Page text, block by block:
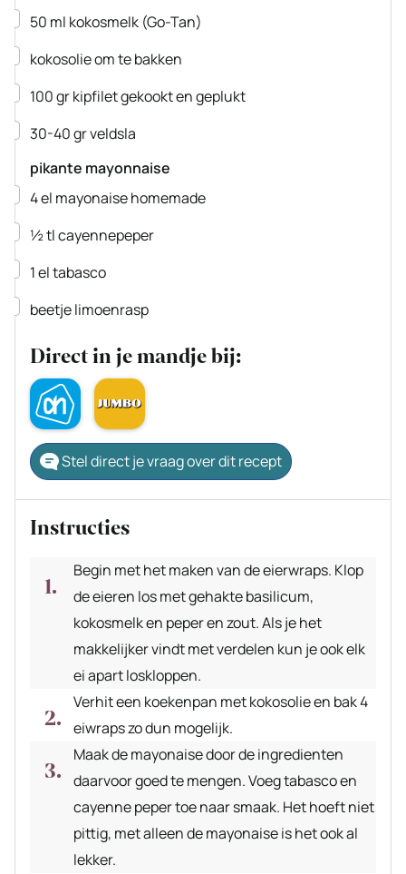
▢
50 ml kokosmelk (Go-Tan)
▢
kokosolie om te bakken
▢
100grkipfiletgekookt en geplukt
▢
30-40grveldsla
pikante mayonnaise
▢
4el mayonaise homemade
▢
½tlcayennepeper
▢
1eltabasco
▢
beetje limoenrasp
Direct in je mandje bij:
Stel direct je vraag over dit recept
Instructies
Begin met het maken van de eierwraps. Klop
de eieren los met gehakte basilicum,
kokosmelk en peper en zout. Als je het
makkelijker vindt met verdelen kun je ook elk
ei apart loskloppen.
Verhit een koekenpan met kokosolie en bak 4
eiwraps zo dun mogelijk.
Maak de mayonaise door de ingredienten
daarvoor goed te mengen. Voeg tabasco en
cayenne peper toe naar smaak. Het hoeft niet
pittig, met alleen de mayonaise is het ook al
lekker.